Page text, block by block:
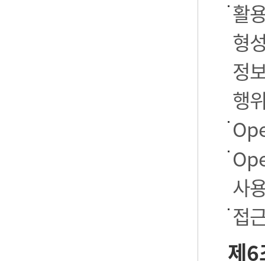
활
형
정
행
사
접
제6